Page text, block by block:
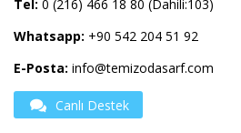
Tel: 0 (216) 466 18 80 (Dahili:103)
Whatsapp: +90 542 204 51 92
E-Posta: info@temizodasarf.com
Canlı Destek